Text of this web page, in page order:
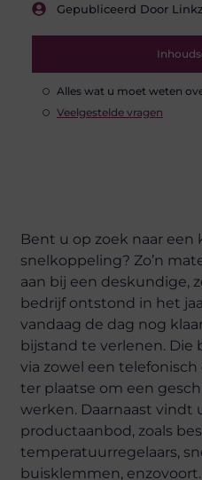
Gepubliceerd Door
Alles wat u moet weten
Veelgestelde vragen
Bent u op zoek naar een
snelkoppeling? Zo’n
aan bij een deskundige,
bedrijf ontstond in het
vandaag de dag nog
bijstand te verlenen. Die
via zowel een
ter plaatse om een
werken. Daarnaast vindt
productaanbod, zoals
temperatuurregelaars,
buisklemmen,